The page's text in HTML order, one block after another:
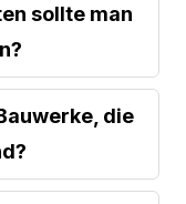
sollte man
die